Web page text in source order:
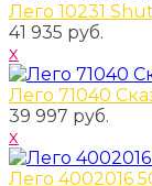
Лего 10231
41 935 руб.
x
Лего 71040
39 997 руб.
x
Лего 4002016